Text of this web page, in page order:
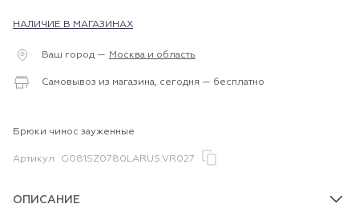
НАЛИЧИЕ В МАГАЗИНАХ
Ваш город — Москва и область
Самовывоз из магазина, сегодня — бесплатно
Брюки чинос зауженные
Артикул G081SZ0780LARUS.VR027
ОПИСАНИЕ